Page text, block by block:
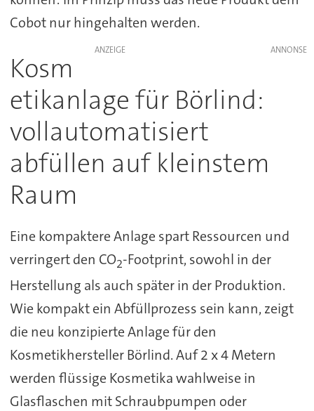
Cobot nur hingehalten werden.
ANZEIGE
Kosm
etikanlage für Börlind:
vollautomatisiert
abfüllen auf kleinstem
Raum
Eine kompaktere Anlage spart Ressourcen und
verringert den CO2-Footprint, sowohl in der
Herstellung als auch später in der Produktion.
Wie kompakt ein Abfüllprozess sein kann, zeigt
die neu konzipierte Anlage für den
Kosmetikhersteller Börlind. Auf 2 x 4 Metern
werden flüssige Kosmetika wahlweise in
Glasflaschen mit Schraubpumpen oder